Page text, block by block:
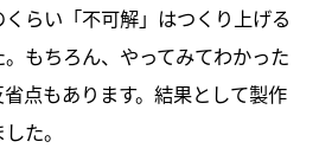
らい「不可解」はつくり上げる
もちろん、やってみてわかった
点もあります。結果として製作
た。